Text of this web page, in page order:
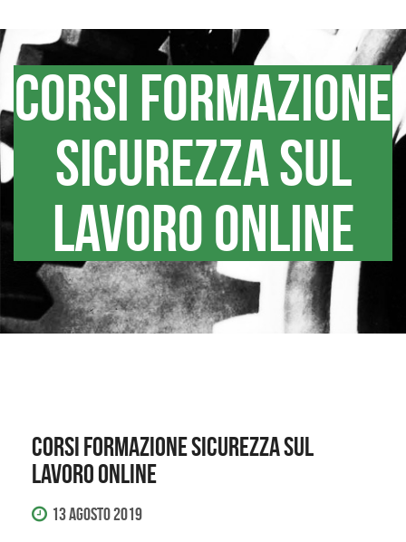
CORSI FORMAZIONE
SICUREZZA SUL
LAVORO ONLINE
CORSI FORMAZIONE SICUREZZA SUL
LAVORO ONLINE
13 Agosto 2019